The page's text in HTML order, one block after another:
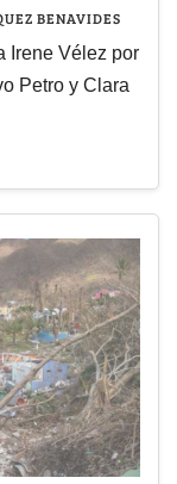
BENAVIDES
Irene Vélez por
Petro y Clara